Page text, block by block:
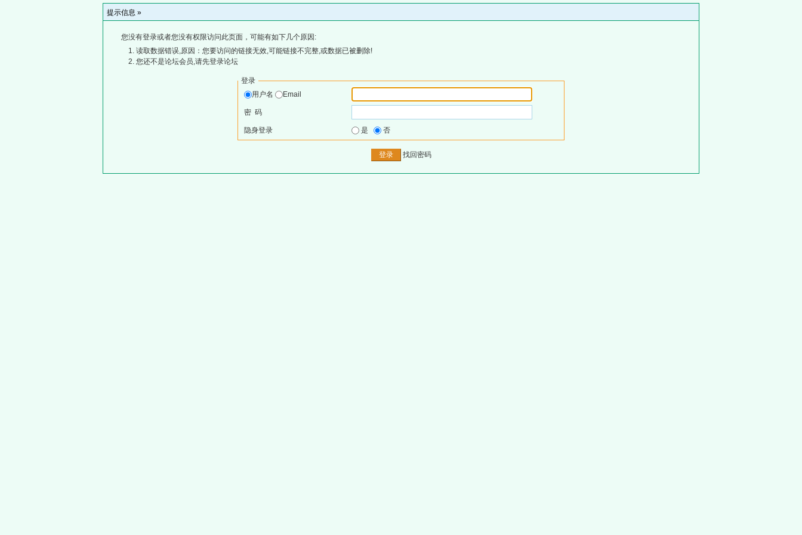
提示信息 »
您没有登录或者您没有权限访问此页面，可能有如下几个原因:
读取数据错误,原因：您要访问的链接无效,可能链接不完整,或数据已被删除!
您还不是论坛会员,请先登录论坛
登录
用户名
Email
密 码
隐身登录 是 否
找回密码